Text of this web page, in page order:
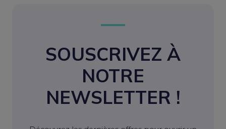
SOUSCRIVEZ À
NOTRE
NEWSLETTER !